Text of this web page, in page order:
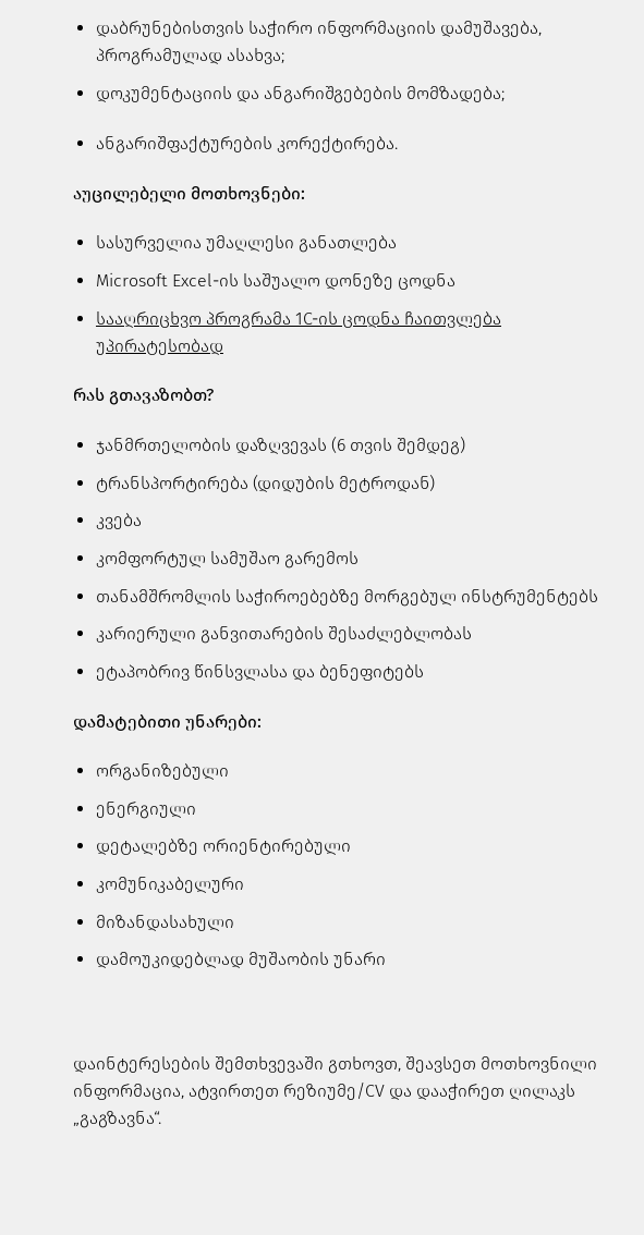
დაბრუნებისთვის საჭირო ინფორმაციის დამუშავება,
პროგრამულად ასახვა;
დოკუმენტაციის და ანგარიშგებების მომზადება;
ანგარიშფაქტურების კორექტირება.
აუცილებელი მოთხოვნები:
სასურველია უმაღლესი განათლება
Microsoft Excel-ის საშუალო დონეზე ცოდნა
სააღრიცხვო პროგრამა 1C-ის ცოდნა ჩაითვლება
უპირატესობად
რას გთავაზობთ?
ჯანმრთელობის დაზღვევას (6 თვის შემდეგ)
ტრანსპორტირება (დიდუბის მეტროდან)
კვება
კომფორტულ სამუშაო გარემოს
თანამშრომლის საჭიროებებზე მორგებულ ინსტრუმენტებს
კარიერული განვითარების შესაძლებლობას
ეტაპობრივ წინსვლასა და ბენეფიტებს
დამატებითი უნარები:
ორგანიზებული
ენერგიული
დეტალებზე ორიენტირებული
კომუნიკაბელური
მიზანდასახული
დამოუკიდებლად მუშაობის უნარი
დაინტერესების შემთხვევაში გთხოვთ, შეავსეთ მოთხოვნილი
ინფორმაცია, ატვირთეთ რეზიუმე/CV და დააჭირეთ ღილაკს
„გაგზავნა“.